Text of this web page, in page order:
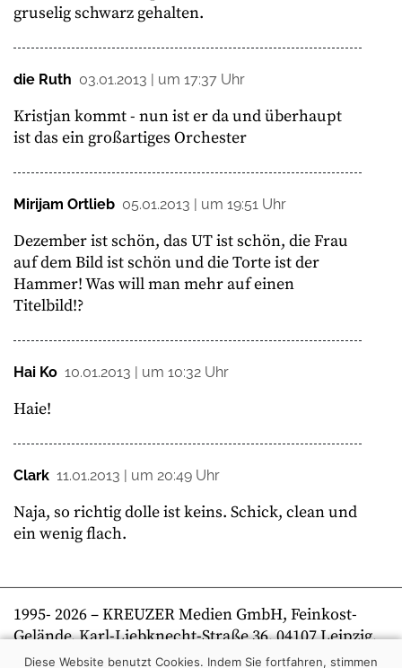
gruselig schwarz gehalten.
die Ruth 03.01.2013 | um 17:37 Uhr
Kristjan kommt - nun ist er da und überhaupt
ist das ein großartiges Orchester
Mirijam Ortlieb 05.01.2013 | um 19:51 Uhr
Dezember ist schön, das UT ist schön, die Frau
auf dem Bild ist schön und die Torte ist der
Hammer! Was will man mehr auf einen
Titelbild!?
Hai Ko 10.01.2013 | um 10:32 Uhr
Haie!
Clark 11.01.2013 | um 20:49 Uhr
Naja, so richtig dolle ist keins. Schick, clean und
ein wenig flach.
1995- 2026– KREUZER Medien GmbH, Feinkost-
Gelände, Karl-Liebknecht-Straße 36, 04107 Leipzig,
Telefon +49 341 269 80 0 | kreuzer online
Diese Website benutzt Cookies. Indem Sie fortfahren, stimmen